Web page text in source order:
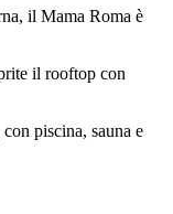
il Mama Roma è
il rooftop con
piscina, sauna e